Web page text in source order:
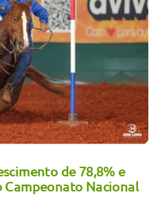
de 78,8% e
Nacional